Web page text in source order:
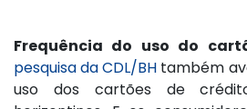
Frequência do uso do
pesquisa da CDL/BH também
uso dos cartões de